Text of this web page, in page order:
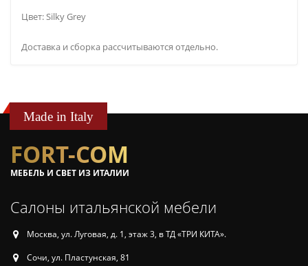
Цвет: Silky Grey
Доставка и сборка рассчитываются отдельно.
Made in Italy
FORT-COM
МЕБЕЛЬ И СВЕТ ИЗ ИТАЛИИ
Салоны итальянской мебели
Москва, ул. Луговая, д. 1, этаж 3, в ТД «ТРИ КИТА».
Сочи, ул. Пластунская, 81